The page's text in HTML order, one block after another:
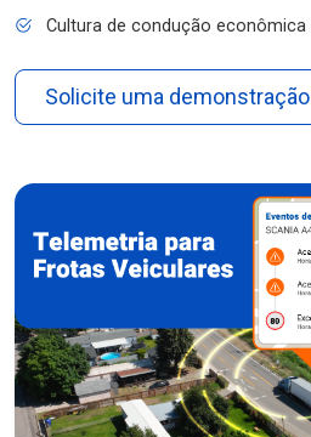
Cultura de condução econômica
Solicite uma demonstração